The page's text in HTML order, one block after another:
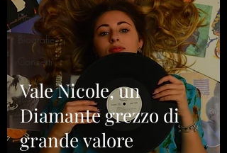
Playlist
Biografie
Concerti
Vale Nicole, un
Diamante grezzo di
grande valore